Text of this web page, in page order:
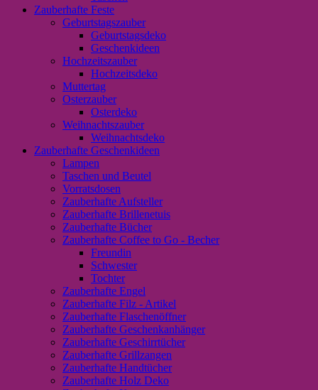
Zauberhafte Feste
Geburtstagszauber
Geburtstagsdeko
Geschenkideen
Hochzeitszauber
Hochzeitsdeko
Muttertag
Osterzauber
Osterdeko
Weihnachtszauber
Weihnachtsdeko
Zauberhafte Geschenkideen
Lampen
Taschen und Beutel
Vorratsdosen
Zauberhafte Aufsteller
Zauberhafte Brillenetuis
Zauberhafte Bücher
Zauberhafte Coffee to Go - Becher
Freundin
Schwester
Tochter
Zauberhafte Engel
Zauberhafte Filz - Artikel
Zauberhafte Flaschenöffner
Zauberhafte Geschenkanhänger
Zauberhafte Geschirrtücher
Zauberhafte Grillzangen
Zauberhafte Handtücher
Zauberhafte Holz Deko